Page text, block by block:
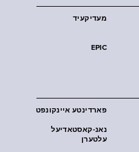
מעדיקעיד
EPIC
פארדינטע איינקונפט
נאנ-קאסטאדיעל
עלטערן